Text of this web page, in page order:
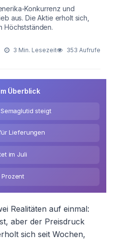
Konkurrenz und
aus. Die Aktie erholt sich,
Höchstständen.
3 Min. Lesezeit 353 Aufrufe
Überblick
steigt
Lieferungen
im Juli
Realitäten auf einmal:
aber der Preisdruck
sich seit Wochen,